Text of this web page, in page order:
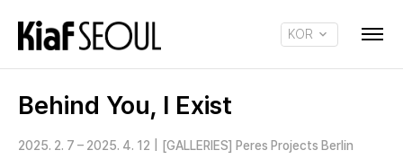
KOR
Behind You, I Exist
2025. 2. 7 – 2025. 4. 12 [GALLERIES] Peres Projects Berlin